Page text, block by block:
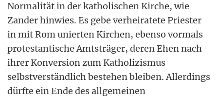
Normalität in der katholischen Kirche, wie
Zander hinwies. Es gebe verheiratete Priester
in mit Rom unierten Kirchen, ebenso vormals
protestantische Amtsträger, deren Ehen nach
ihrer Konversion zum Katholizismus
selbstverständlich bestehen bleiben. Allerdings
dürfte ein Ende des allgemeinen